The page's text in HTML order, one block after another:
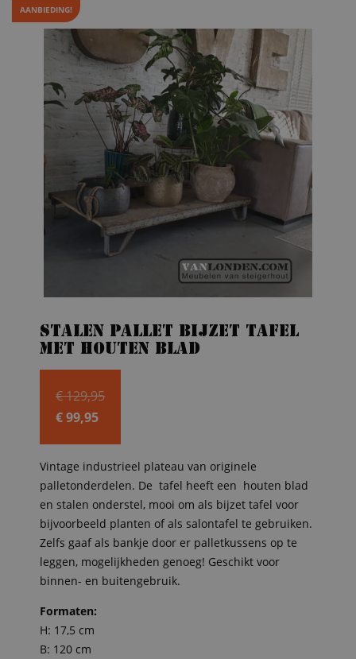
AANBIEDING!
Stalen pallet bijzet tafel
met houten blad
€129,95Oorspronkelijke
€ 129,95.
€99,95
prijs
is:
€ 99,95.
Vintage industrieel plateau van originele
palletonderdelen. De tafel heeft een houten blad
en stalen onderstel, mooi om als bijzet tafel voor
bijvoorbeeld planten of als salontafel te gebruiken.
Zelfs gaaf als bankje door er palletkussens op te
leggen, mogelijkheden genoeg! Geschikt voor
binnen- en buitengebruik.
Formaten:
H: 17,5 cm
B: 120 cm